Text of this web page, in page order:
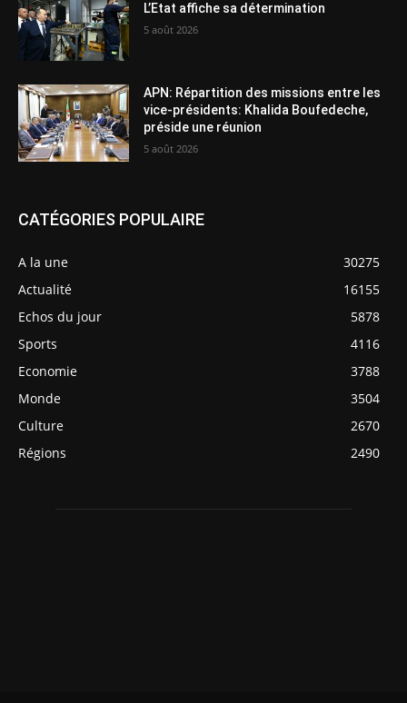
L’Etat affiche sa détermination
5 août 2026
APN: Répartition des missions entre les
vice-présidents: Khalida Boufedeche,
préside une réunion
5 août 2026
CATÉGORIES POPULAIRE
A la une
30275
Actualité
16155
Echos du jour
5878
Sports
4116
Economie
3788
Monde
3504
Culture
2670
Régions
2490